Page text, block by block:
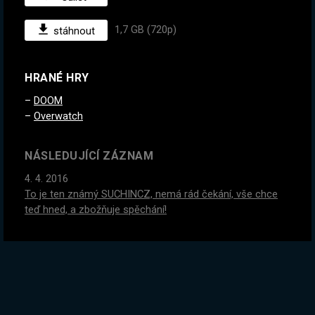
stáhnout 1,7 GB (720p)
HRANÉ HRY
DOOM
Overwatch
NÁSLEDUJÍCÍ ZÁZNAM
4. 4. 2016
To je ten známý SUCHINCZ, nemá rád čekání, vše chce
teď hned, a zbožňuje spěchání!